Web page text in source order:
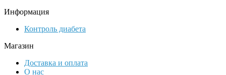
Информация
Контроль диабета
Магазин
Доставка и оплата
О нас